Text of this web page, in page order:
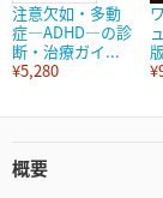
注意欠如・多動
症―ADHD―の診
断・治療ガイ...
¥5,280
概要